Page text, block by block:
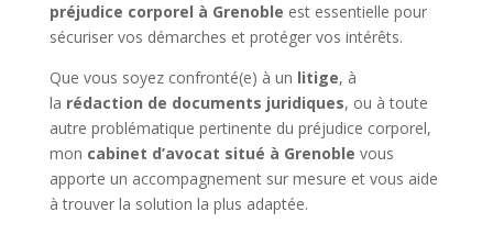
préjudice corporel à Grenoble est essentielle pour
sécuriser vos démarches et protéger vos intérêts.
Que vous soyez confronté(e) à un litige, à
la rédaction de documents juridiques, ou à toute
autre problématique pertinente du préjudice corporel,
mon cabinet d’avocat situé à Grenoble vous
apporte un accompagnement sur mesure et vous aide
à trouver la solution la plus adaptée.